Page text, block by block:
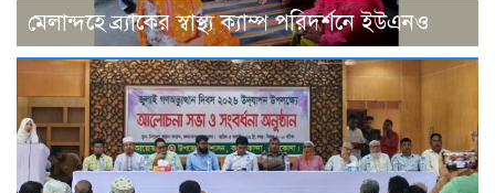
মেলান্দহে ব্র্যাকের স্বাস্থ্য ক্যাম্প পরিদর্শনে ইউএনও